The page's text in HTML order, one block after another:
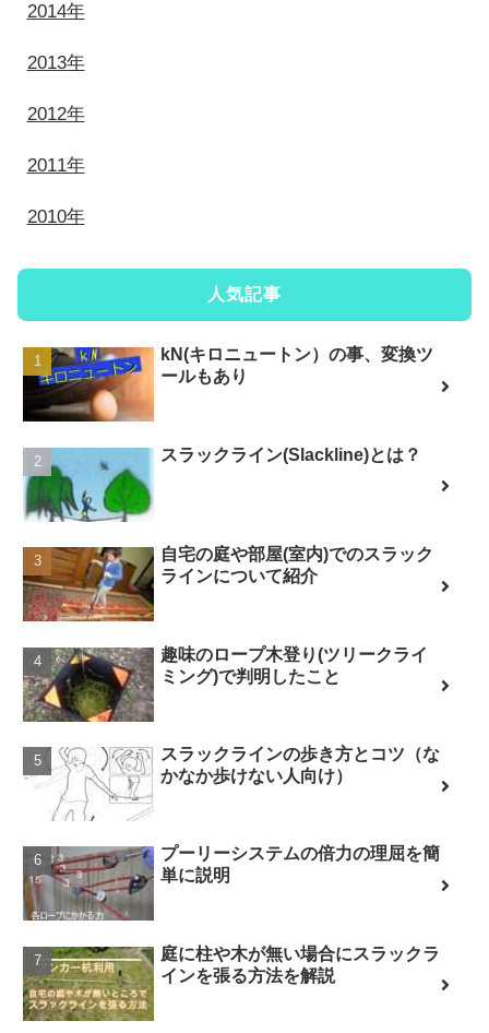
2014年
2013年
2012年
2011年
2010年
人気記事
kN(キロニュートン）の事、変換ツ
ールもあり
スラックライン(Slackline)とは？
自宅の庭や部屋(室内)でのスラック
ラインについて紹介
趣味のロープ木登り(ツリークライ
ミング)で判明したこと
スラックラインの歩き方とコツ（な
かなか歩けない人向け）
プーリーシステムの倍力の理屈を簡
単に説明
庭に柱や木が無い場合にスラックラ
インを張る方法を解説